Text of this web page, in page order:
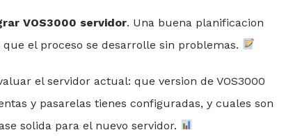
VOS3000 servidor. Una buena planificacion
el proceso se desarrolle sin problemas.
el servidor actual: que version de VOS3000
y pasarelas tienes configuradas, y cuales son
solida para el nuevo servidor.